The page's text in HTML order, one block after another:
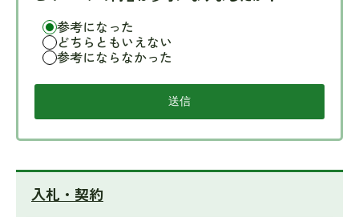
参考になった
どちらともいえない
参考にならなかった
入札・契約